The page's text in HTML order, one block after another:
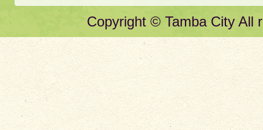
Copyright © Tamba City All